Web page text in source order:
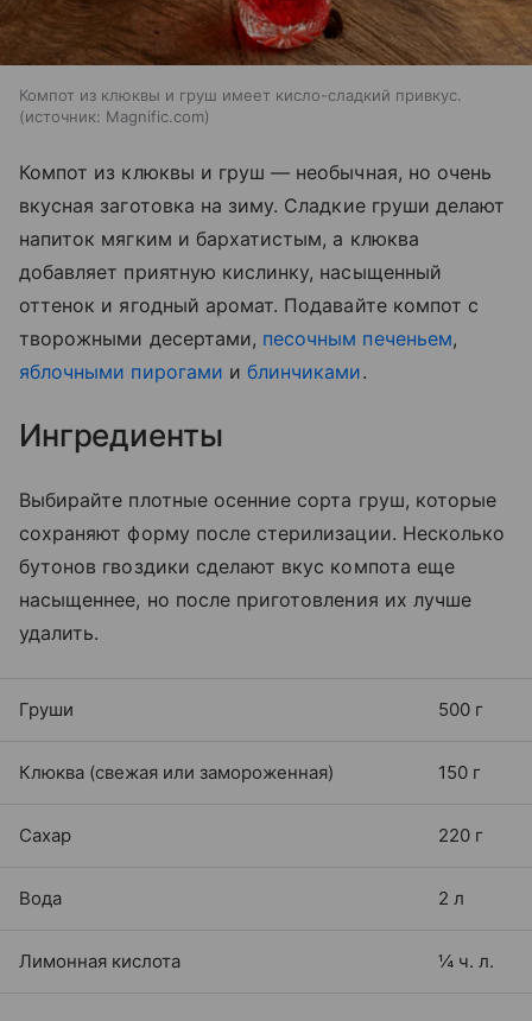
Компот из клюквы и груш имеет кисло-сладкий привкус.
источник: Magnific.com
Компот из клюквы и груш — необычная, но очень
вкусная заготовка на зиму. Сладкие груши делают
напиток мягким и бархатистым, а клюква
добавляет приятную кислинку, насыщенный
оттенок и ягодный аромат. Подавайте компот с
творожными десертами, песочным печеньем,
яблочными пирогами иблинчиками.
Ингредиенты
Выбирайте плотные осенние сорта груш, которые
сохраняют форму после стерилизации. Несколько
бутонов гвоздики сделают вкус компота еще
насыщеннее, но после приготовления их лучше
удалить.
Груши 500 г
Клюква (свежая или замороженная) 150 г
Сахар 220 г
Вода 2 л
Лимонная кислота ¼ ч. л.